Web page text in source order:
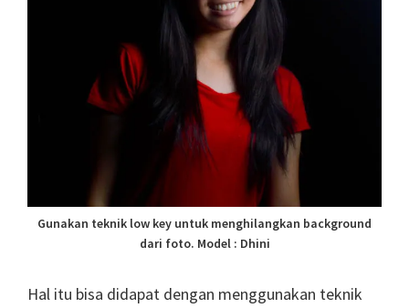
Gunakan teknik low key untuk menghilangkan background
dari foto. Model : Dhini
Hal itu bisa didapat dengan menggunakan teknik